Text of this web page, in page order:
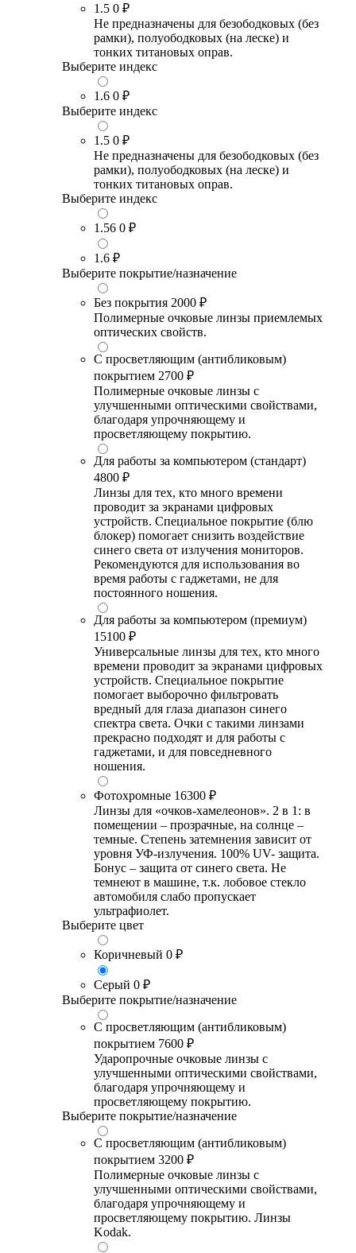
1.5 0 ₽
Не предназначены для безободковых (без
рамки), полуободковых (на леске) и
тонких титановых оправ.
Выберите индекс
1.6 0 ₽
Выберите индекс
1.5 0 ₽
Не предназначены для безободковых (без
рамки), полуободковых (на леске) и
тонких титановых оправ.
Выберите индекс
1.56 0 ₽
1.6 ₽
Выберите покрытие/назначение
Без покрытия 2000 ₽
Полимерные очковые линзы приемлемых
оптических свойств.
С просветляющим (антибликовым)
покрытием 2700 ₽
Полимерные очковые линзы с
улучшенными оптическими свойствами,
благодаря упрочняющему и
просветляющему покрытию.
Для работы за компьютером (стандарт)
4800 ₽
Линзы для тех, кто много времени
проводит за экранами цифровых
устройств. Специальное покрытие (блю
блокер) помогает снизить воздействие
синего света от излучения мониторов.
Рекомендуются для использования во
время работы с гаджетами, не для
постоянного ношения.
Для работы за компьютером (премиум)
15100 ₽
Универсальные линзы для тех, кто много
времени проводит за экранами цифровых
устройств. Специальное покрытие
помогает выборочно фильтровать
вредный для глаза диапазон синего
спектра света. Очки с такими линзами
прекрасно подходят и для работы с
гаджетами, и для повседневного
ношения.
Фотохромные 16300 ₽
Линзы для «очков-хамелеонов». 2 в 1: в
помещении – прозрачные, на солнце –
темные. Степень затемнения зависит от
уровня УФ-излучения. 100% UV- защита.
Бонус – защита от синего света. Не
темнеют в машине, т.к. лобовое стекло
автомобиля слабо пропускает
ультрафиолет.
Выберите цвет
Коричневый 0 ₽
Серый 0 ₽
Выберите покрытие/назначение
С просветляющим (антибликовым)
покрытием 7600 ₽
Ударопрочные очковые линзы с
улучшенными оптическими свойствами,
благодаря упрочняющему и
просветляющему покрытию.
Выберите покрытие/назначение
С просветляющим (антибликовым)
покрытием 3200 ₽
Полимерные очковые линзы с
улучшенными оптическими свойствами,
благодаря упрочняющему и
просветляющему покрытию. Линзы
Kodak.